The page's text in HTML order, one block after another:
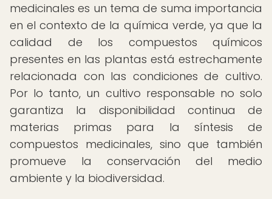
medicinales es un tema de suma importancia
en el contexto de la química verde, ya que la
calidad de los compuestos químicos
presentes en las plantas está estrechamente
relacionada con las condiciones de cultivo.
Por lo tanto, un cultivo responsable no solo
garantiza la disponibilidad continua de
materias primas para la síntesis de
compuestos medicinales, sino que también
promueve la conservación del medio
ambiente y la biodiversidad.